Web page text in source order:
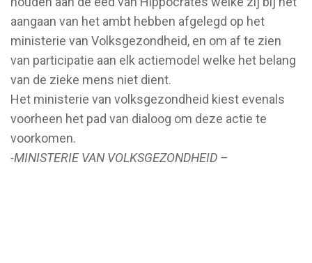
aangaan van het ambt hebben afgelegd op het
ministerie van Volksgezondheid, en om af te zien
van participatie aan elk actiemodel welke het belang
van de zieke mens niet dient.
Het ministerie van volksgezondheid kiest evenals
voorheen het pad van dialoog om deze actie te
voorkomen.
-MINISTERIE VAN VOLKSGEZONDHEID –